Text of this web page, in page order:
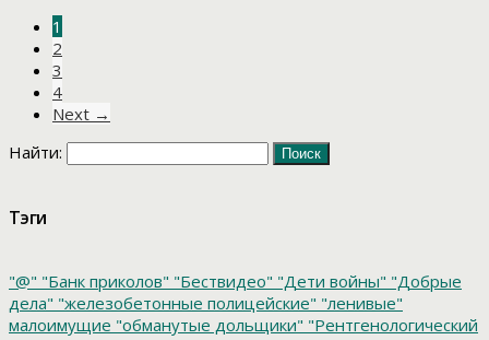
1
2
3
4
Next →
Найти:
Тэги
"@" "Банк приколов" "Бествидео" "Дети войны" "Добрые
дела" "железобетонные полицейские" "ленивые"
малоимущие "обманутые дольщики" "Рентгенологический